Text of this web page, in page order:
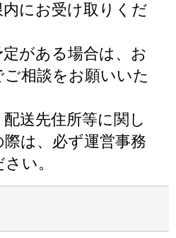
にお受け取りくだ
定がある場合は、お
相談をお願いいた
送先住所等に関し
は、必ず運営事務
い。